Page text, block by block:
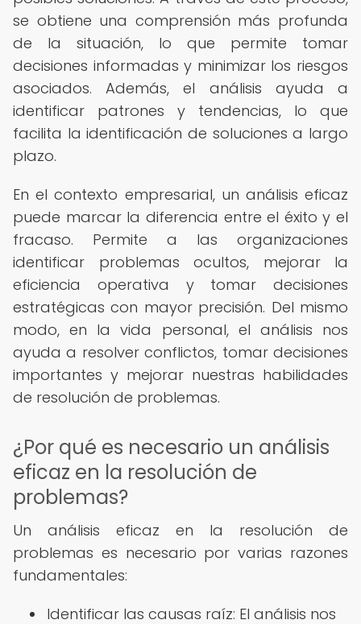
se obtiene una comprensión más profunda
de la situación, lo que permite tomar
decisiones informadas y minimizar los riesgos
asociados. Además, el análisis ayuda a
identificar patrones y tendencias, lo que
facilita la identificación de soluciones a largo
plazo.
En el contexto empresarial, un análisis eficaz
puede marcar la diferencia entre el éxito y el
fracaso. Permite a las organizaciones
identificar problemas ocultos, mejorar la
eficiencia operativa y tomar decisiones
estratégicas con mayor precisión. Del mismo
modo, en la vida personal, el análisis nos
ayuda a resolver conflictos, tomar decisiones
importantes y mejorar nuestras habilidades
de resolución de problemas.
¿Por qué es necesario un análisis
eficaz en la resolución de
problemas?
Un análisis eficaz en la resolución de
problemas es necesario por varias razones
fundamentales:
Identificar las causas raíz: El análisis nos